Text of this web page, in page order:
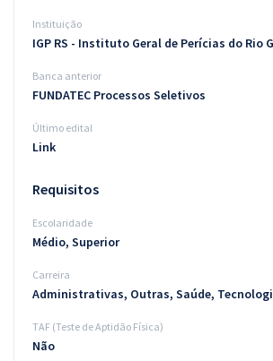
BlogInstituição
IGP RS - Instituto Geral de Perícias do Rio
Banca anterior
FUNDATEC Processos Seletivos
Último edital
Link
Requisitos
Escolaridade
Médio, Superior
Carreira
Administrativas, Outras, Saúde,
TAF (Teste de Aptidão Física)
Não